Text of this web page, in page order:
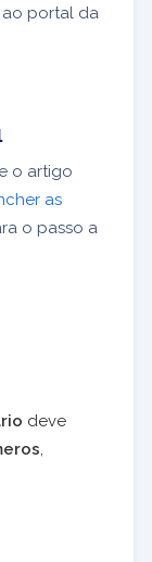
ao portal da
o artigo
as
o passo a
deve